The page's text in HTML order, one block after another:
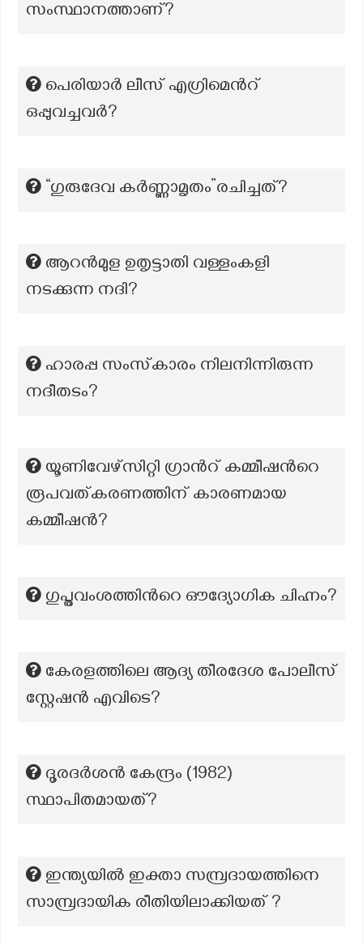
സംസ്ഥാനത്താണ്?
പെരിയാർ ലീസ് എഗ്രിമെന്‍റ്
ഒപ്പുവച്ചവർ?
“ഗുരുദേവ കർണ്ണാമൃതം”രചിച്ചത്?
ആറൻമുള ഉതൃട്ടാതി വള്ളംകളി
നടക്കുന്ന നദി?
ഹാരപ്പ സംസ്‌കാരം നിലനിന്നിരുന്ന
നദീതടം?
യൂണിവേഴ്സിറ്റി ഗ്രാന്‍റ് കമ്മീഷന്‍റെ
രൂപവത്കരണത്തിന് കാരണമായ
കമ്മീഷൻ?
ഗുപ്തവംശത്തിൻറെ ഔദ്യോഗിക ചിഹ്നം?
കേരളത്തിലെ ആദ്യ തീരദേശ പോലീസ്
സ്റ്റേഷൻ എവിടെ?
ദൂരദർശൻ കേന്ദ്രം (1982)
സ്ഥാപിതമായത്?
ഇന്ത്യയിൽ ഇക്താ സമ്പ്രദായത്തിനെ
സാമ്പ്രദായിക രീതിയിലാക്കിയത് ?